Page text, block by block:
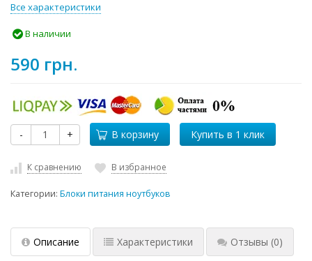
Все характеристики
В наличии
590 грн.
- + В корзину
К сравнению В избранное
Категории: Блоки питания ноутбуков
Описание Характеристики Отзывы (0)